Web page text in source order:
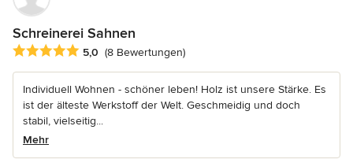
Schreinerei Sahnen
Durchschnittliche Bewertung: 5 von 5 Sternen
5,0 (8 Bewertungen)
Individuell Wohnen - schöner leben! Holz ist unsere Stärke. Es
ist der älteste Werkstoff der Welt. Geschmeidig und doch
stabil, vielseitig...
Mehr